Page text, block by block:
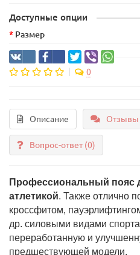
Доступные опции
Размер
0
Описание Отзывы
Вопрос-ответ(0)
Профессиональный пояс
атлетикой. Также отлично
кроссфитом,
др. силовыми видами
переработанную и
предшествующей модели.